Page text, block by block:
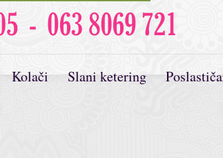
Kolači Slani ketering